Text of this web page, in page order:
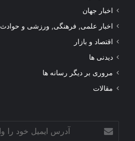
اخبار جهان
اخبار علمی, فرهنگی, ورزشی و حوادث
اقتصاد و بازار
دیدنی ها
مروری بر دیگر رسانه ها
مقالات
ایمیل